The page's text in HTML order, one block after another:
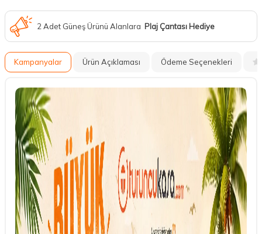
2 Adet Güneş Ürünü Alanlara Plaj Çantası Hediye
Kampanyalar Ürün Açıklaması Ödeme Seçenekleri